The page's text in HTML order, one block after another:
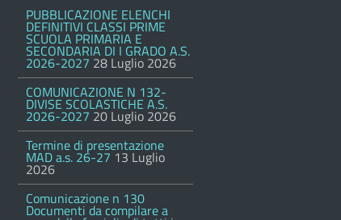
PUBBLICAZIONE ELENCHI
DEFINITIVI CLASSI PRIME
SCUOLA PRIMARIA E
SECONDARIA DI I GRADO A.S.
2026-2027 28 Luglio 2026
COMUNICAZIONE N 132-
DIVISE SCOLASTICHE A.S.
2026-2027 20 Luglio 2026
Termine di presentazione
MAD a.s. 26-27 13 Luglio
2026
Comunicazione n 130
Documenti da compilare a